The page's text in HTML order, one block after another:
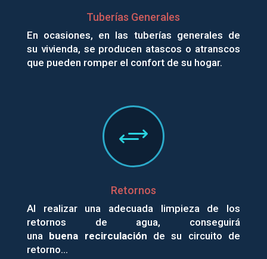
Tuberías Generales
En ocasiones, en las tuberías generales de
su vivienda, se producen atascos o atranscos
que pueden romper el confort de su hogar.
+
Retornos
Al realizar una adecuada limpieza de los
retornos de agua, conseguirá
una buena recirculación de su circuito de
retorno…